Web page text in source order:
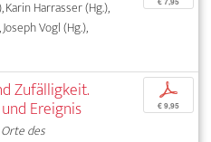
Harrasser (Hg.),
Vogl (Hg.),
Zufälligkeit.
Ereignis
Orte des
p
€ 9,95